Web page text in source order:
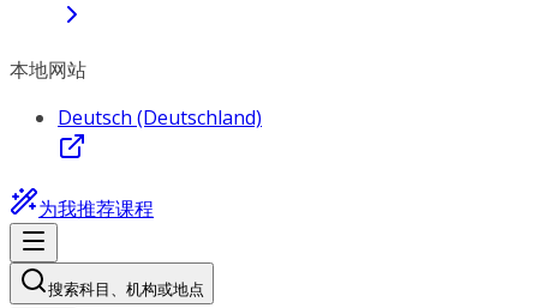
本地网站
Deutsch (Deutschland)
为我推荐课程
搜索科目、机构或地点